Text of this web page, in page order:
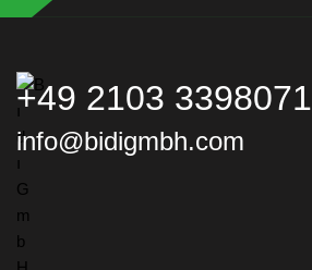
T
L
A
U
+49 2103 3398071
info@bidigmbh.com